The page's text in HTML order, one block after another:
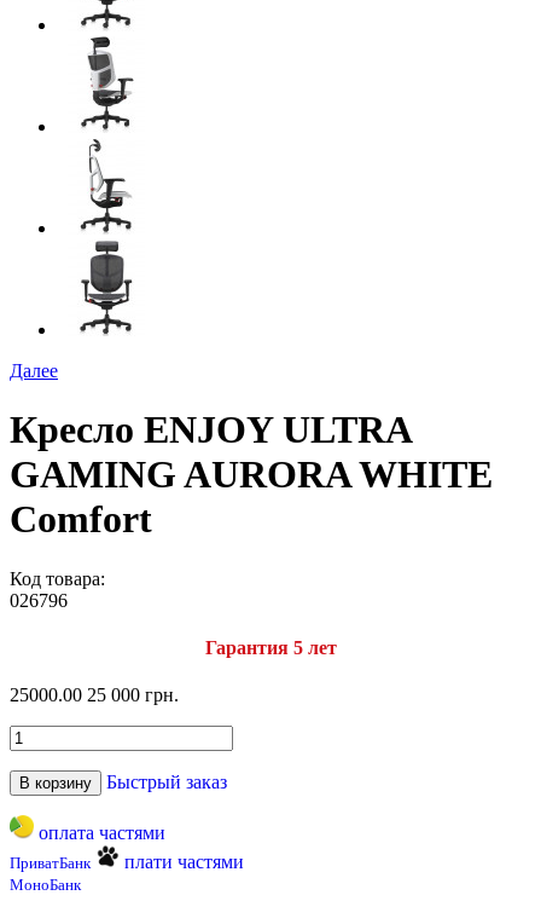
Далее
Кресло ENJOY ULTRA
GAMING AURORA WHITE
Comfort
Код товара:
026796
Гарантия 5 лет
25000.00 25 000 грн.
В корзину Быстрый заказ
оплата частями
ПриватБанк плати частями
МоноБанк